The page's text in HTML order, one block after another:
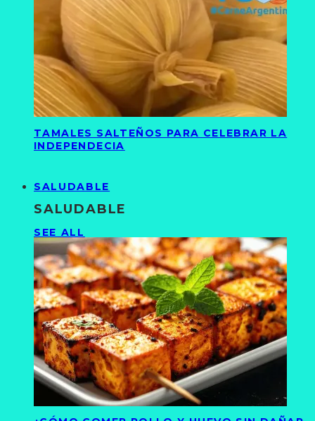
TAMALES SALTEÑOS PARA CELEBRAR LA
INDEPENDECIA
SALUDABLE
SALUDABLE
SEE ALL